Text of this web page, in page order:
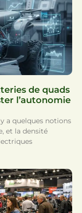
de quads
l’autonomie
a quelques notions
et la densité